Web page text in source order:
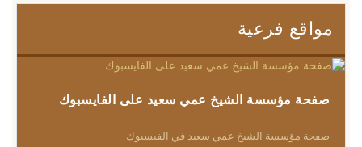
مواقع فرعية
صفحة مؤسسة الشيخ عمي سعيد على الفايسبوك
صفحة مؤسسة الشيخ عمي سعيد في الفيسبوك